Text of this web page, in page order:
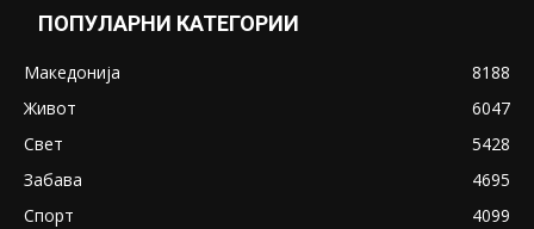
ПОПУЛАРНИ КАТЕГОРИИ
Македонија
8188
Живот
6047
Свет
5428
Забава
4695
Спорт
4099